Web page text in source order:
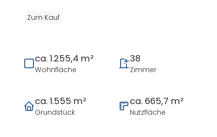
Zum Kauf
ca. 1.255,4 m²
Wohnfläche
38
Zimmer
ca. 1.555 m²
Grundstück
ca. 665,7 m²
Nutzfläche